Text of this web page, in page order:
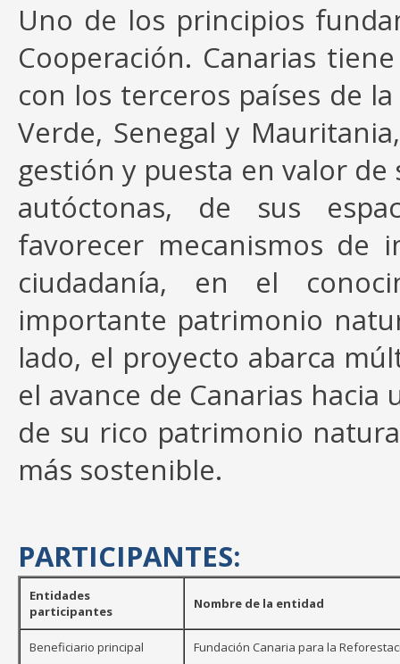
Uno de los principios
Cooperación. Canarias
con los terceros países de
Verde, Senegal y
gestión y puesta en valor de
autóctonas, de sus
favorecer mecanismos de
ciudadanía, en el
importante patrimonio
lado, el proyecto abarca
el avance de Canarias hacia
de su rico patrimonio
más sostenible.
PARTICIPANTES:
Entidades
participantes
Nombre de la entidad
Beneficiario principal Fundación Canaria para la